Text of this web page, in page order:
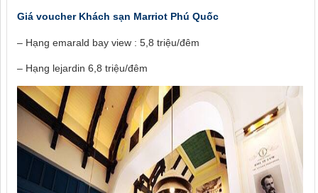
Giá voucher Khách sạn Marriot Phú Quốc
– Hạng emarald bay view : 5,8 triệu/đêm
– Hạng lejardin 6,8 triệu/đêm